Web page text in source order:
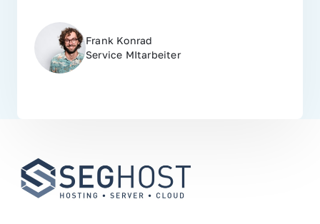
Frank Konrad
Service MItarbeiter